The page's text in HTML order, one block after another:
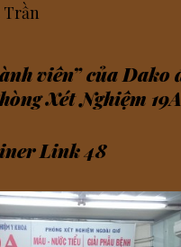
viên” của Dako
Xét Nghiệm
Link 48